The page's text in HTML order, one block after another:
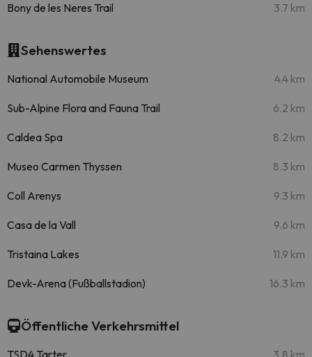
Bony de les Neres Trail 3.7 km
Sehenswertes
National Automobile Museum 4.4 km
Sub-Alpine Flora and Fauna Trail 6.2 km
Caldea Spa 8.2 km
Museo Carmen Thyssen 8.3 km
Coll Arenys 9.3 km
Casa de la Vall 9.6 km
Tristaina Lakes 11.9 km
Devk-Arena (Fußballstadion) 16.3 km
Öffentliche Verkehrsmittel
TSD4 Tarter 3.8 km